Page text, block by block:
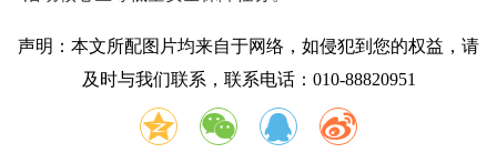
声明：本文所配图片均来自于网络，如侵犯到您的权益，请
及时与我们联系，联系电话：010-88820951